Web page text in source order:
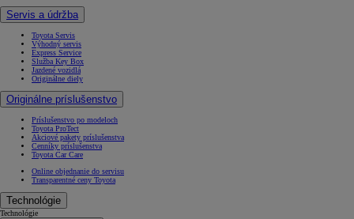
Servis a údržba
Toyota Servis
Výhodný servis
Express Service
Služba Key Box
Jazdené vozidlá
Originálne diely
Originálne príslušenstvo
Príslušenstvo po modeloch
Toyota ProTect
Akciové pakety príslušenstva
Cenníky príslušenstva
Toyota Car Care
Online objednanie do servisu
Transparentné ceny Toyota
Technológie
Technológie